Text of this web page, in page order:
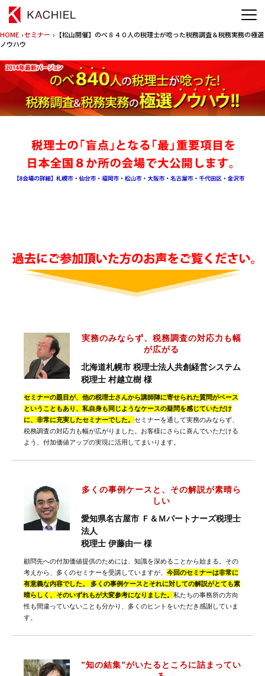
HOME ›セミナー › 【松山開催】のべ８４０人の税理士が唸った税務調査＆税務実務の極選
ノウハウ
実務のみならず、税務調査の対応力も幅
が広がる
北海道札幌市 税理士法人共創経営システム
税理士 村越立樹 様
セミナーの題目が、他の税理士さんから講師陣に寄せられた質問がベース
ということもあり、私自身も同じようなケースの疑問を感じていただけ
に、非常に充実したセミナーでした。 セミナーを通して実務のみならず、
税務調査の対応力も幅が広がりました。お客様にさらに喜んでいただける
よう、付加価値アップの実現に活用してまいります。
多くの事例ケースと、その解説が素晴ら
しい
愛知県名古屋市 Ｆ＆Ｍパートナーズ税理士
法人
税理士 伊藤由一 様
顧問先への付加価値提供のためには、知識を深めることから始まる。その
考えから、多くのセミナーを受講していますが、 今回のセミナーは非常に
有意義な内容でした。 多くの事例ケースとそれに対しての解説がとても素
晴らしく、そのいずれもが大変参考になりました。 私たちの事務所の方向
性も間違っていないことも分かり、多くのヒントをいただき感謝していま
す。
”知の結集”がいたるところに詰まってい